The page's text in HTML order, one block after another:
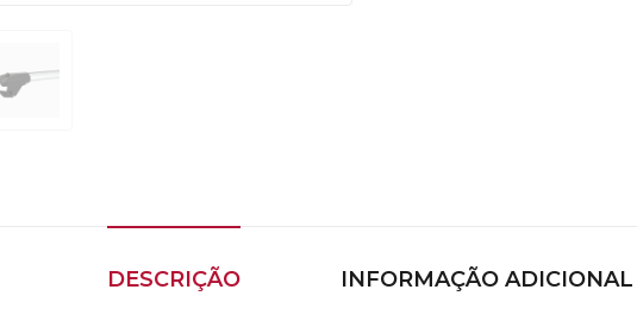
DESCRIÇÃO INFORMAÇÃO ADICIONAL